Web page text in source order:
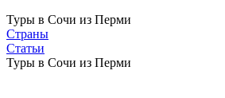
Туры в Сочи из Перми
Страны
Статьи
Туры в Сочи из Перми